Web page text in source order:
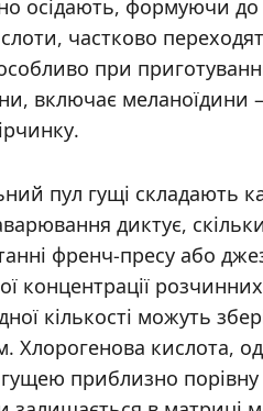
осідають, формуючи до
частково
при
включає меланоїдини
пул гущі складають
диктує,
френч-пресу або
концентрації
кількості можуть
Хлорогенова кислота,
приблизно порівну